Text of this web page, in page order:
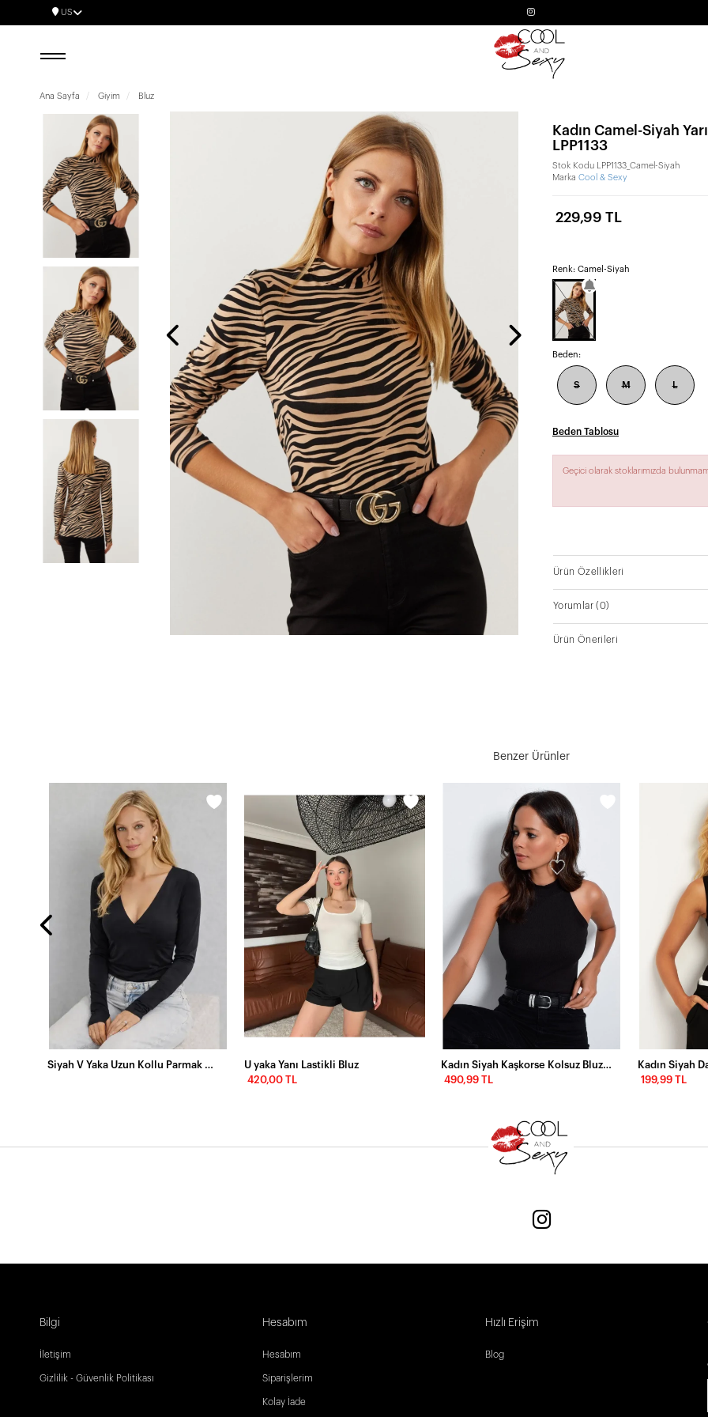
US
Ana Sayfa Giyim Bluz
Kadın Camel-Siyah
LPP1133
Stok Kodu
LPP1133_Camel-Siyah
Marka Cool & Sexy
229,99 TL
Renk: Camel-Siyah
Beden:
S M L
Beden Tablosu
Geçici olarak stoklarımızda
Ürün Özellikleri
Yorumlar(0)
Ürün Önerileri
Benzer Ürünler
U yaka Yanı Lastikli Bluz
420,00 TL
Kadın Siyah Kaşkorse Kolsuz Bluz Yİ1566
490,99 TL
199,99 TL
Bilgi
İletişim
Gizlilik - Güvenlik Politikası
Hesabım
Hesabım
Siparişlerim
Kolay İade
Hızlı Erişim
Blog